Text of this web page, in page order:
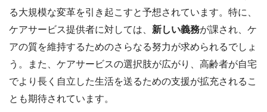
る大規模な変革を引き起こすと予想されています。特に、
ケアサービス提供者に対しては、 新しい義務が課され、ケ
アの質を維持するためのさらなる努力が求められるでしょ
う。また、ケアサービスの選択肢が広がり、高齢者が自宅
でより長く自立した生活を送るための支援が拡充されるこ
とも期待されています。